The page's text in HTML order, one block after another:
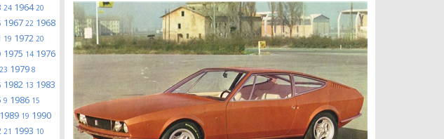
24 196420
1967 22 1968
19 1972 20
1975 14 1976
23 1979 8
1982 13 1983
9 1986 15
1989 19 1990
21 1993 10